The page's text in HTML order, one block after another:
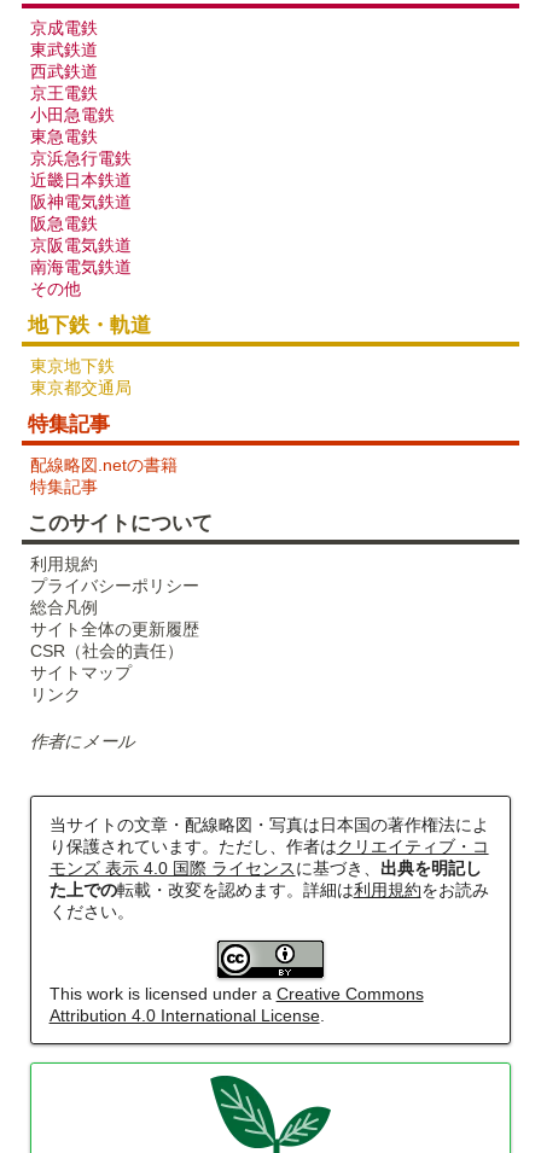
京成電鉄
東武鉄道
西武鉄道
京王電鉄
小田急電鉄
東急電鉄
京浜急行電鉄
近畿日本鉄道
阪神電気鉄道
阪急電鉄
京阪電気鉄道
南海電気鉄道
その他
地下鉄・軌道
東京地下鉄
東京都交通局
特集記事
配線略図.netの書籍
特集記事
このサイトについて
利用規約
プライバシーポリシー
総合凡例
サイト全体の更新履歴
CSR（社会的責任）
サイトマップ
リンク
作者にメール
当サイトの文章・配線略図・写真は日本国の著作権法によ
り保護されています。ただし、作者はクリエイティブ・コ
モンズ 表示 4.0 国際 ライセンスに基づき、 出典を明記し
た上での転載・改変を認めます。詳細は利用規約をお読み
ください。
This work is licensed under a Creative Commons
Attribution 4.0 International License.